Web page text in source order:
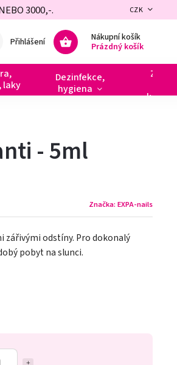
3000,-. CZK
Nákupní košík
Prázdný košík
Přihlášení
laky
Dezinfekce,
hygiena
- 5ml
Značka: EXPA-nails
zářivými odstíny. Pro dokonalý
pobyt na slunci.